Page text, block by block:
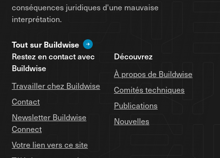
conséquences juridiques d'une mauvaise
interprétation.
Tout sur Buildwise
Restez en contact avec
Buildwise
Travailler chez Buildwise
Contact
Newsletter Buildwise
Connect
Votre lien vers ce site
Découvrez
À propos de Buildwise
Comités techniques
Publications
Nouvelles